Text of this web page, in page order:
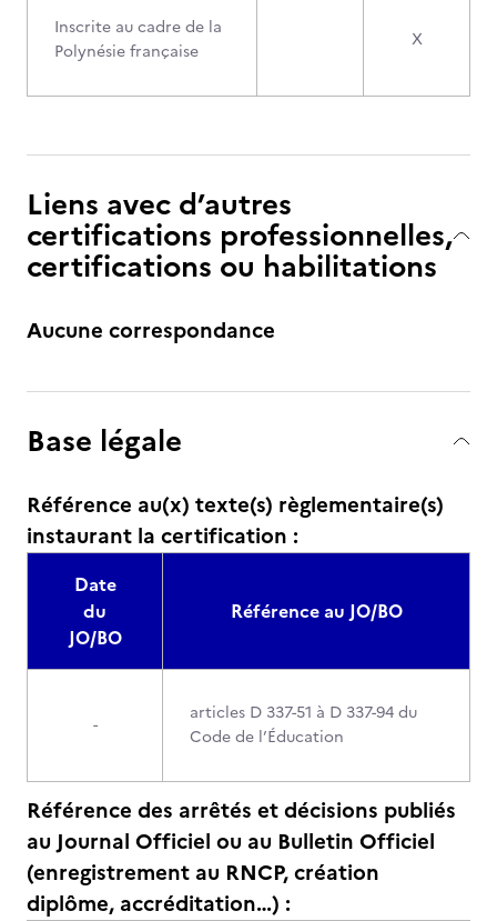
Inscrite au cadre de la
Polynésie française
X
Liens avec d’autres
certifications professionnelles,
certifications ou habilitations
Aucune correspondance
Base légale
Référence au(x) texte(s) règlementaire(s)
instaurant la certification :
Date
du
JO/BO
Référence au JO/BO
-
articles D 337-51 à D 337-94 du
Code de l’Éducation
Référence des arrêtés et décisions publiés
au Journal Officiel ou au Bulletin Officiel
(enregistrement au RNCP, création
diplôme, accréditation…) :